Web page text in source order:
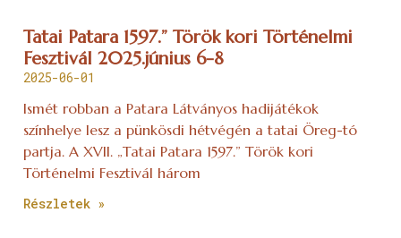
Tatai Patara 1597.” Török kori Történelmi
Fesztivál 2025.június 6-8
2025-06-01
Ismét robban a Patara Látványos hadijátékok
színhelye lesz a pünkösdi hétvégén a tatai Öreg-tó
partja. A XVII. „Tatai Patara 1597.” Török kori
Történelmi Fesztivál három
Részletek »